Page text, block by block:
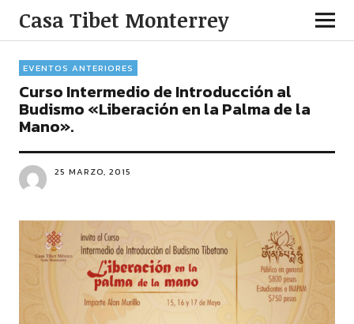
Casa Tibet Monterrey
EVENTOS ANTERIORES
Curso Intermedio de Introducción al
Budismo «Liberación en la Palma de la
Mano».
25 MARZO, 2015